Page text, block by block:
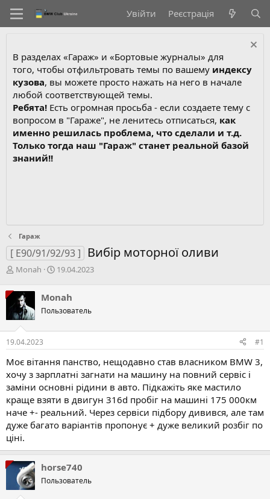
Увійти Реєстрація
В разделах «Гараж» и «Бортовые журналы» для
того, чтобы отфильтровать темы по вашему индексу
кузова, вы можете просто нажать на него в начале
любой соответствующей темы.
Ребята! Есть огромная просьба - если создаете тему с
вопросом в "Гараже", не ленитесь отписаться, как
именно решилась проблема, что сделали и т.д.
Только тогда наш "Гараж" станет реальной базой
знаний!!
Гараж
[ E90/91/92/93 ] Вибір моторної оливи
А
т
о
р
т
е
м
Monah
Д
а
с
в
е
н
н
я
19.04.2023
Monah
Пользователь
19.04.2023 #1
Моє вітання панство, нещодавно став власником BMW 3,
хочу з зарплатні загнати на машину на повний сервіс і
заміни основні рідини в авто. Підкажіть яке мастило
краще взяти в двигун 316d пробіг на машині 175 000км
наче +- реальний. Через сервіси підбору дивився, але там
дуже багато варіантів пропонує + дуже великий розбіг по
ціні.
horse740
Пользователь